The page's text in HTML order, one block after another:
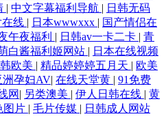
| 中文字幕福利导航 | 日韩无码
在线 | 日本wwwxxx | 国产情侣在
午夜福利 | 日韩av一卡二卡 | 青
白酱福利姬网站 | 日本在线视频
欧美 | 精品婷婷婷五月天 | 欧美
洲孕妇AV| 在线天堂黄 | 91免费
网 | 另类澳美 | 伊人日韩在线 | 黄
图片 | 毛片传媒 | 日韩成人网站